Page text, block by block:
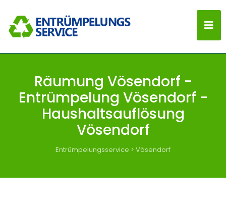
Räumung Vösendorf -
Entrümpelung Vösendorf -
Haushaltsauflösung
Vösendorf
Entrümpelungsservice > Vösendorf